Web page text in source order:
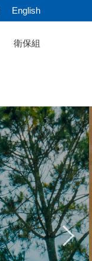
English
衛保組